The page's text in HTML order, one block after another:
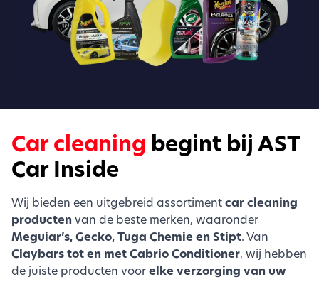
Car cleaning begint bij AST
Car Inside
Wij bieden een uitgebreid assortimentcar cleaning
productenvan de beste merken, waaronder
Meguiar’s, Gecko, Tuga Chemie en Stipt. Van
Claybars tot en met Cabrio Conditioner, wij hebben
de juiste producten voorelke verzorging van uw